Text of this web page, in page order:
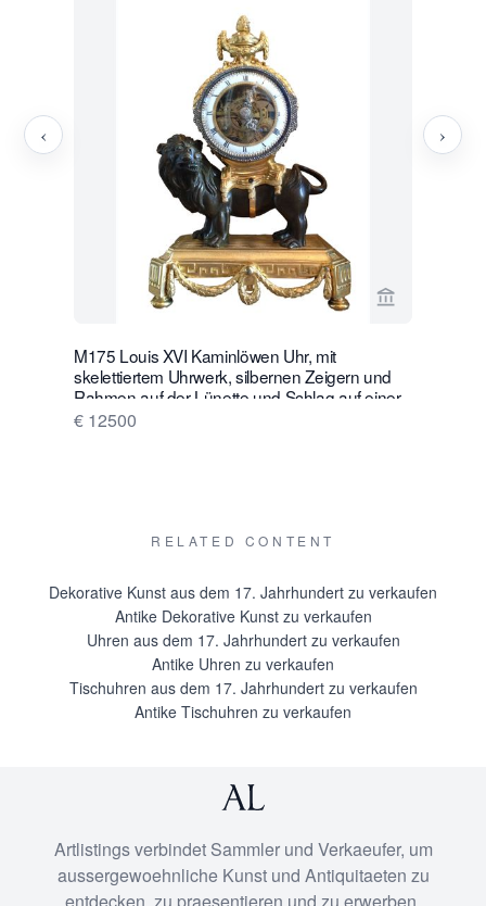
M175 Louis XVI Kaminlöwen Uhr, mit
skelettiertem Uhrwerk, silbernen Zeigern und
Rahmen auf der Lünette und Schlag auf einer
silbernen Glocke
€ 12500
‹ ›
RELATED CONTENT
Dekorative Kunst aus dem 17. Jahrhundert zu verkaufen
Antike Dekorative Kunst zu verkaufen
Uhren aus dem 17. Jahrhundert zu verkaufen
Antike Uhren zu verkaufen
Tischuhren aus dem 17. Jahrhundert zu verkaufen
Antike Tischuhren zu verkaufen
Artlistings verbindet Sammler und Verkaeufer, um
aussergewoehnliche Kunst und Antiquitaeten zu
entdecken, zu praesentieren und zu erwerben.